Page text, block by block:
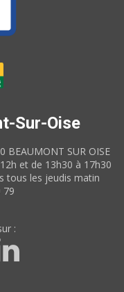
Sur-Oise
BEAUMONT SUR OISE
et de 13h30 à 17h30
tous les jeudis matin
79
: